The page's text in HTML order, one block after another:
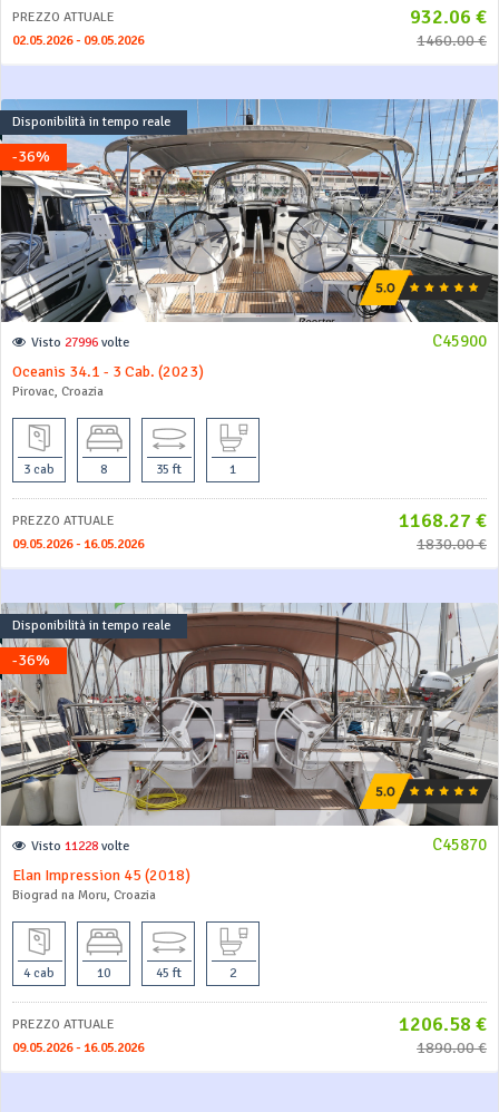
PREZZO ATTUALE 932.06 €
02.05.2026 - 09.05.2026 1460.00 €
-36%
Disponibilità in tempo reale
C45900
Visto 27996 volte
Oceanis 34.1 - 3 Cab. (2023)
Pirovac, Croazia
3 cab 8 35 ft 1
PREZZO ATTUALE 1168.27 €
09.05.2026 - 16.05.2026 1830.00 €
-36%
Disponibilità in tempo reale
C45870
Visto 11228 volte
Elan Impression 45 (2018)
Biograd na Moru, Croazia
4 cab 10 45 ft 2
PREZZO ATTUALE 1206.58 €
09.05.2026 - 16.05.2026 1890.00 €